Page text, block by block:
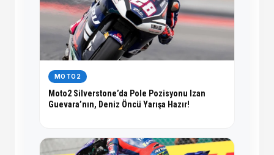
MOTO2
Moto2 Silverstone’da Pole Pozisyonu Izan
Guevara’nın, Deniz Öncü Yarışa Hazır!